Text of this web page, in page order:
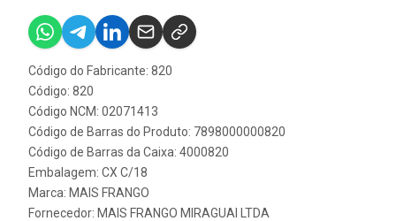
Código do Fabricante: 820
Código: 820
Código NCM: 02071413
Código de Barras do Produto: 7898000000820
Código de Barras da Caixa: 4000820
Embalagem: CX C/18
Marca: MAIS FRANGO
Fornecedor: MAIS FRANGO MIRAGUAI LTDA